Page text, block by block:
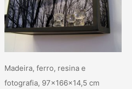
Madeira, ferro, resina e
fotografia, 97x166x14,5 cm